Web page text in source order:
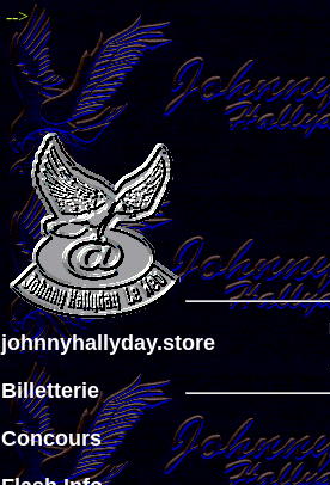
-->
johnnyhallyday.store
Billetterie
Concours